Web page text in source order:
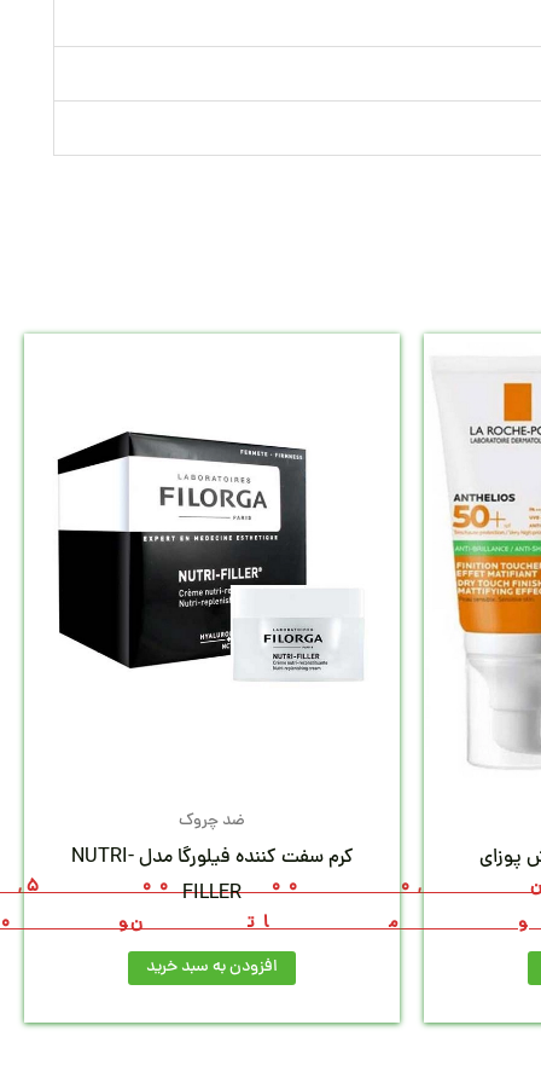
پوزای
ضد چروک
کرم سفت کننده فیلورگا مدل NUTRI-
FILLER
افزودن به سبد خرید